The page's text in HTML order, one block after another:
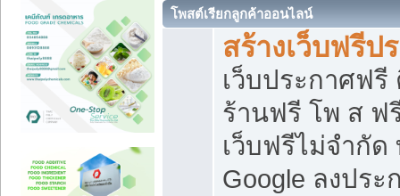
โพสต์เรียกลูกค้าออนไลน์
สร้างเว็บฟรีป
เว็บประกาศฟ
ร้านฟรี โพ ส ฟ
เว็บฟรีไม่จำกัด
Google ลงประ